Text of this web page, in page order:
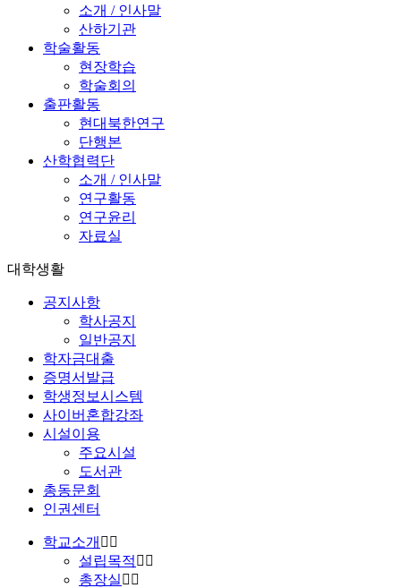
소개 / 인사말
산하기관
학술활동
현장학습
학술회의
출판활동
현대북한연구
단행본
산학협력단
소개 / 인사말
연구활동
연구윤리
자료실
대학생활
공지사항
학사공지
일반공지
학자금대출
증명서발급
학생정보시스템
사이버혼합강좌
시설이용
주요시설
도서관
총동문회
인권센터
학교소개
설립목적
총장실